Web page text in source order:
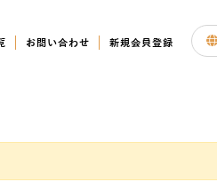
お問い合わせ 新規会員登録